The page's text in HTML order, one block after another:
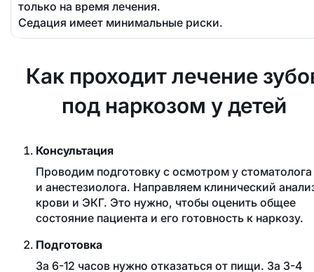
только на время лечения.
Седация имеет минимальные риски.
Как проходит лечение
под наркозом у детей
Консультация
Проводим подготовку с осмотром у стоматолога
и анестезиолога. Направляем клинический
крови и ЭКГ. Это нужно, чтобы оценить общее
состояние пациента и его готовность к наркозу.
Подготовка
За 6-12 часов нужно отказаться от пищи. За 3-4